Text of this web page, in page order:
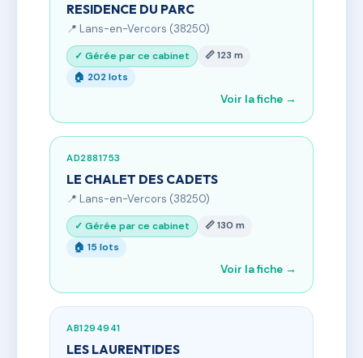
RESIDENCE DU PARC
📍 Lans-en-Vercors (38250)
✓ Gérée par ce cabinet
📏 123 m
🏠 202 lots
Voir la fiche →
AD2881753
LE CHALET DES CADETS
📍 Lans-en-Vercors (38250)
✓ Gérée par ce cabinet
📏 130 m
🏠 15 lots
Voir la fiche →
AB1294941
LES LAURENTIDES